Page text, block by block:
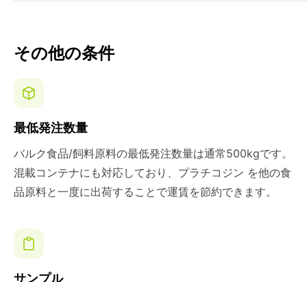
その他の条件
最低発注数量
バルク食品/飼料原料の最低発注数量は通常500kgです。
混載コンテナにも対応しており、プラチコジン を他の食
品原料と一度に出荷することで運賃を節約できます。
サンプル